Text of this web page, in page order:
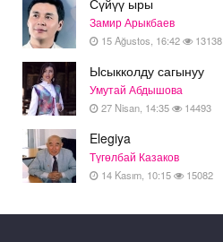
Замир Арыкбаев
15 Ağustos, 16:42 13138
Ысыкколду сагынуу
Умутай Абдышова
27 Nisan, 14:35 14493
Elegiya
Түгөлбай Казаков
14 Kasım, 10:15 15082